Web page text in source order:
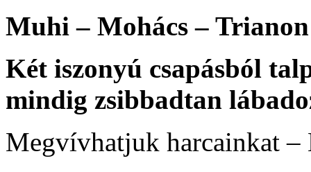
Muhi – Mohács – Trianon
Két iszonyú csapásból
mindig zsibbadtan
Megvívhatjuk harcainkat